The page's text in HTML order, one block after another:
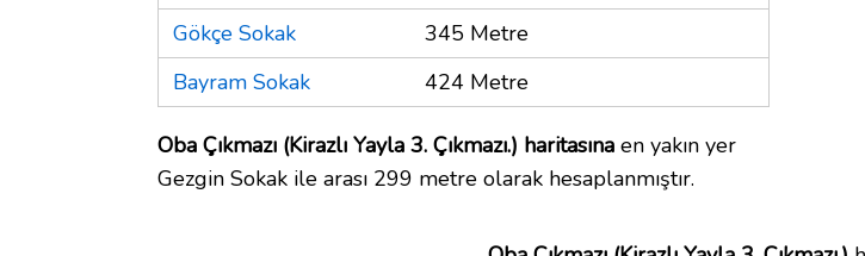
Gökçe Sokak
345 Metre
Bayram Sokak
424 Metre
Oba Çıkmazı (Kirazlı Yayla 3. Çıkmazı.) haritasına en yakın yer
Gezgin Sokak ile arası 299 metre olarak hesaplanmıştır.